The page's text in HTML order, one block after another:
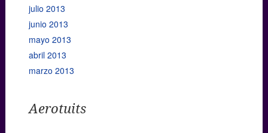
julio 2013
junio 2013
mayo 2013
abril 2013
marzo 2013
Aerotuits